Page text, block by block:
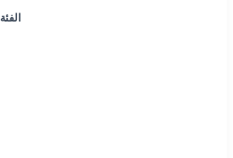
الفئة